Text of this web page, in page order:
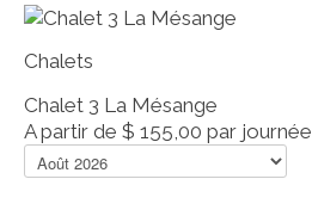
Chalets
Chalet 3 La Mésange
A partir de $ 155,00 par journée